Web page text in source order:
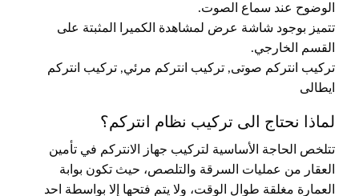
الوضوح عند سماع الصوت.
تتميز بوجود شاشة عرض لمشاهدة الكميرا المثبتة على
القسم الخارجي.
تركيب انتركم صوتى, تركيب انتركم مرئي, تركيب انتركم
ايطالى
لماذا نحتاج الى تركيب نظام انتركم؟
تتلخص الحاجة الأساسية لتركيب جهاز الانتركم في تأمين
العقار من عمليات السرقة والتلصص، حيث تكون بوابة
العمارة مغلقة طوال الوقت، ولا يتم فتحها إلا بواسطة احد